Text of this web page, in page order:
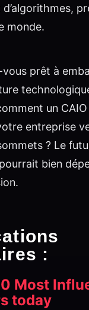
monde.
prêt à
un
entreprise
? Le
bien
:
Most
today